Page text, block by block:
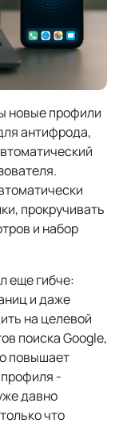
новые профили
антифрода,
прокручивать
и набор
еще гибче:
и даже
на целевой
поиска Google,
повышает
профиля -
давно
что